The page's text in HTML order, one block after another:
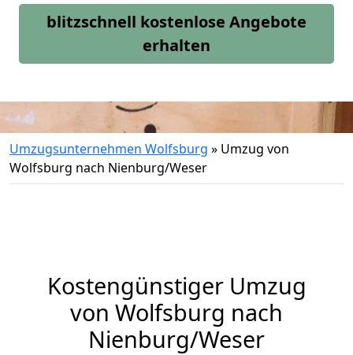
blitzschnell kostenlose Angebote
erhalten
Umzugsunternehmen Wolfsburg » Umzug von
Wolfsburg nach Nienburg/Weser
Kostengünstiger Umzug
von Wolfsburg nach
Nienburg/Weser